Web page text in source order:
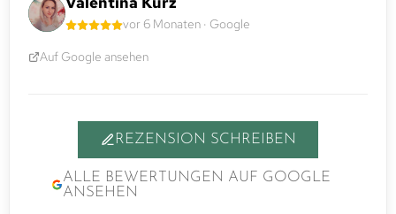
vor 6 Monaten · Google
Auf Google ansehen
REZENSION SCHREIBEN
ALLE BEWERTUNGEN AUF GOOGLE
ANSEHEN